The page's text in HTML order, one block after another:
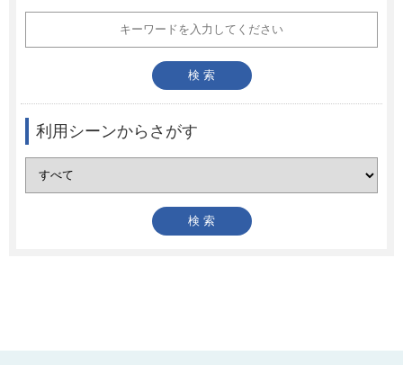
利用シーンからさがす